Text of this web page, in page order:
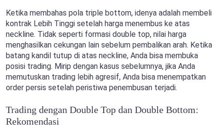
Ketika membahas pola triple bottom, idenya adalah membeli
kontrak Lebih Tinggi setelah harga menembus ke atas
neckline. Tidak seperti formasi double top, nilai harga
menghasilkan cekungan lain sebelum pembalikan arah. Ketika
batang kandil tutup di atas neckline, Anda bisa membuka
posisi trading. Mirip dengan kasus sebelumnya, jika Anda
memutuskan trading lebih agresif, Anda bisa menempatkan
order persis setelah peristiwa penembusan terjadi.
Trading dengan Double Top dan Double Bottom:
Rekomendasi